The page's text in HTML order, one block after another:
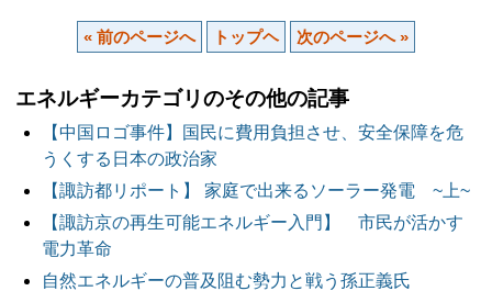
« 前のページへ トップヘ 次のページへ »
エネルギーカテゴリのその他の記事
【中国ロゴ事件】国民に費用負担させ、安全保障を危
うくする日本の政治家
【諏訪都リポート】 家庭で出来るソーラー発電 ~上~
【諏訪京の再生可能エネルギー入門】 市民が活かす
電力革命
自然エネルギーの普及阻む勢力と戦う孫正義氏